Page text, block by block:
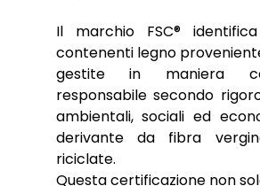
Il marchio FSC®
contenenti legno
gestite in maniera
responsabile secondo
ambientali, sociali ed
derivante da fibra
riciclate.
Questa certificazione non